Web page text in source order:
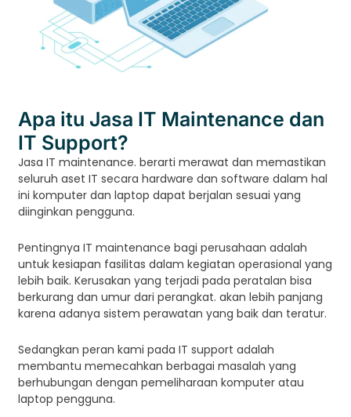
Apa itu Jasa IT Maintenance dan
IT Support?
Jasa IT maintenance. berarti merawat dan memastikan
seluruh aset IT secara hardware dan software dalam hal
ini komputer dan laptop dapat berjalan sesuai yang
diinginkan pengguna.
Pentingnya IT maintenance bagi perusahaan adalah
untuk kesiapan fasilitas dalam kegiatan operasional yang
lebih baik. Kerusakan yang terjadi pada peratalan bisa
berkurang dan umur dari perangkat. akan lebih panjang
karena adanya sistem perawatan yang baik dan teratur.
Sedangkan peran kami pada IT support adalah
membantu memecahkan berbagai masalah yang
berhubungan dengan pemeliharaan komputer atau
laptop pengguna.